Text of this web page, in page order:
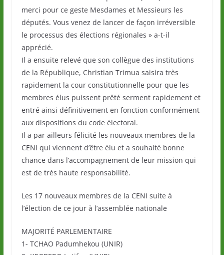
merci pour ce geste Mesdames et Messieurs les
députés. Vous venez de lancer de façon irréversible
le processus des élections régionales » a-t-il
apprécié.
Il a ensuite relevé que son collègue des institutions
de la République, Christian Trimua saisira très
rapidement la cour constitutionnelle pour que les
membres élus puissent prêté serment rapidement et
entré ainsi définitivement en fonction conformément
aux dispositions du code électoral.
Il a par ailleurs félicité les nouveaux membres de la
CENI qui viennent d’être élu et a souhaité bonne
chance dans l’accompagnement de leur mission qui
est de très haute responsabilité.
Les 17 nouveaux membres de la CENI suite à
l’élection de ce jour à l’assemblée nationale
MAJORITÉ PARLEMENTAIRE
1- TCHAO Padumhekou (UNIR)